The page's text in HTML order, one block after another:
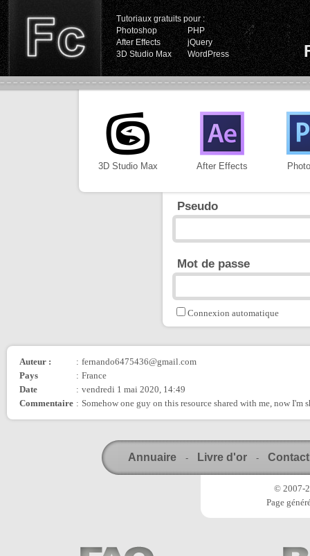
Tutoriaux gratuits pour :
Photoshop
PHP
After Effects
jQuery
3D Studio Max
WordPress
3D Studio Max After Effects
Pseudo
Mot de passe
Connexion automatique
Auteur : : fernando6475436@gmail.com
Pays
: France
Date
: vendredi 1 mai 2020, 14:49
Commentaire : Somehow one guy on this resource shared with me, now
Annuaire - Livre d'or - Contact
© 2007-
Page